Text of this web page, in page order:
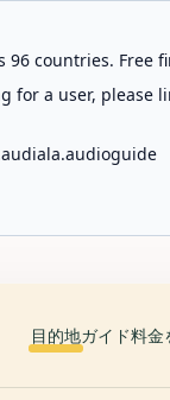
countries.
for a user,
目的地ガイド料金